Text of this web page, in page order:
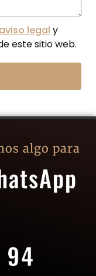
aviso legal y
este sitio web.
algo para